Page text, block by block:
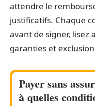
attendre le
justificatifs. Chaque
avant de signer, lisez
garanties et
Payer sans
à quelles